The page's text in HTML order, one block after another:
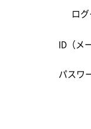
ロ
ID（メ
パスワ